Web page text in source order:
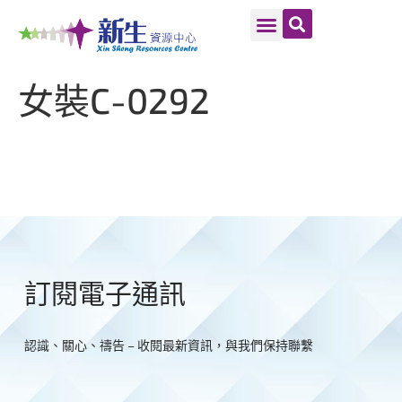
女裝C-0292
訂閱電子通訊
認識、關心、禱告 – 收閱最新資訊，與我們保持聯繫